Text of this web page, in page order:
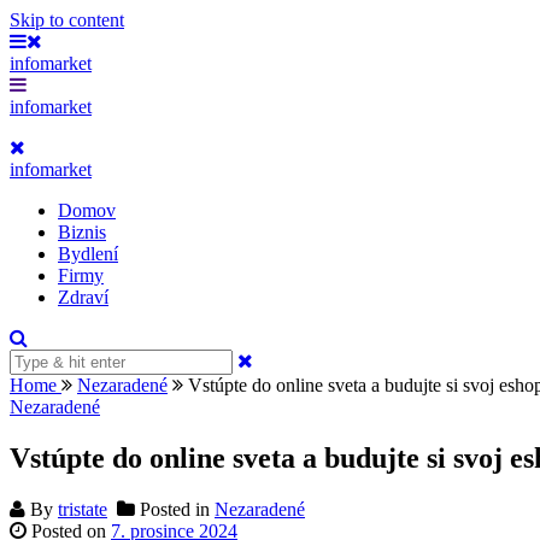
Skip to content
infomarket
infomarket
infomarket
Domov
Biznis
Bydlení
Firmy
Zdraví
Home Nezaradené
Vstúpte do online sveta a budujte si svoj
Nezaradené
Vstúpte do online sveta a budujte si svoj
By tristate Posted in Nezaradené
Posted on 7. prosince 2024